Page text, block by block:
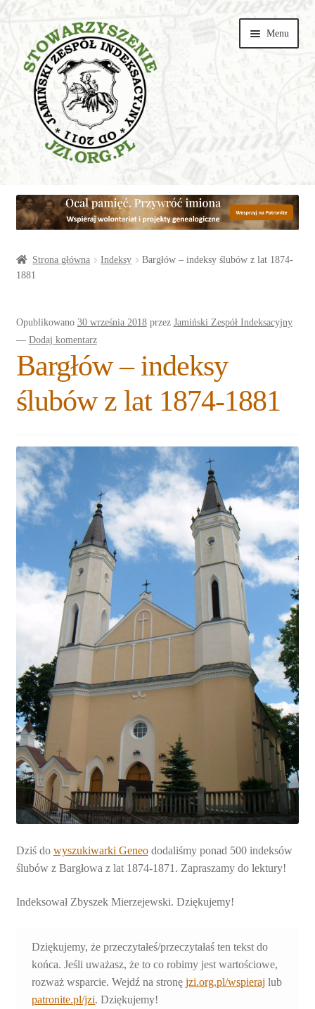
nawigacji
treści
Menu
Wspieraj
Parafie
Artykuły
Blogi
Rozwiń
Plan na lata 2020-2021
O nas
Stowarzyszenie
menu
potomne
Publikacje
Rozwiń
menu
potomne
Sklep
potomne
Rozwiń
menu
potomne
Strona główna Indeksy
Bargłów – indeksy ślubów z lat 1874-
1881
Opublikowano 30 września 2018 przez Jamiński Zespół Indeksacyjny
— Dodaj komentarz
Bargłów – indeksy
ślubów z lat 1874-1881
Dziś do wyszukiwarki Geneododaliśmy ponad 500 indeksów
ślubów z Bargłowa z lat 1874-1871. Zapraszamy do lektury!
Indeksował Zbyszek Mierzejewski. Dziękujemy!
Dziękujemy, że przeczytałeś/przeczytałaś ten tekst do
końca. Jeśli uważasz, że to co robimy jest wartościowe,
rozważ wsparcie. Wejdź na stronęjzi.org.pl/wspieraj lub
patronite.pl/jzi. Dziękujemy!